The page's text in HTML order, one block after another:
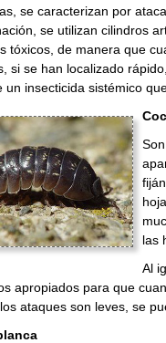
se caracterizan por
se utilizan cilindros
tóxicos, de manera que
si se han localizado
un insecticida sistémico
las
Al
apropiados para que
ataques son leves, se